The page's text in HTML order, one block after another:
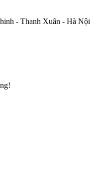
- Thanh Xuân - Hà Nội